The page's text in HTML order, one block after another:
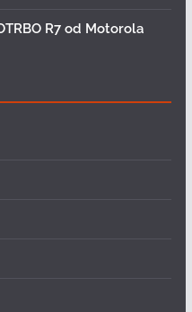
R7 od Motorola